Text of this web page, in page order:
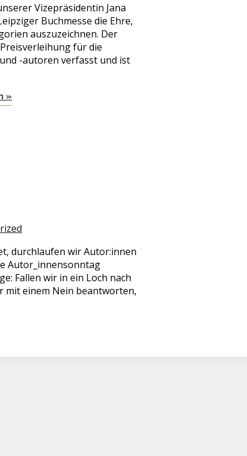
Vizepräsidentin Jana
Buchmesse die Ehre,
auszuzeichnen. Der
für die
-autoren verfasst und ist
»
durchlaufen wir Autor:innen
Autor_innensonntag
Fallen wir in ein Loch nach
mit einem Nein beantworten,